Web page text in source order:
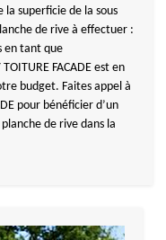
la superficie de la sous
de rive à effectuer :
en tant que
FACADE est en
budget. Faites appel à
pour bénéficier d’un
de rive dans la